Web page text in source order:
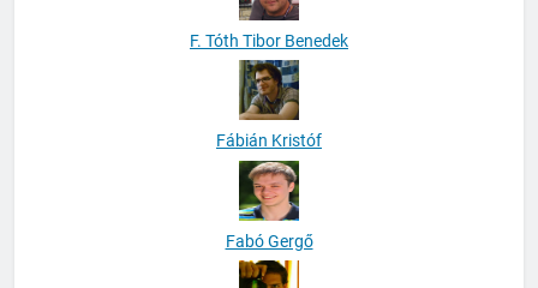
F. Tóth Tibor Benedek
Fábián Kristóf
Fabó Gergő